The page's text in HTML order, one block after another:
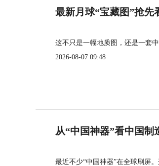
最新月球“宝藏图”抢先
这不只是一幅地质图，还是一套
2026-08-07 09:48
从“中国神器”看中国制
最近不少“中国神器”在全球刷屏